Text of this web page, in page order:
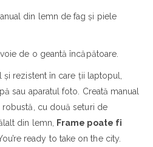
din lemn de fag și piele
de o geantă încăpătoare.
rezistent în care ții laptopul,
sau aparatul foto. Creată manual
cu două seturi de
din lemn,
Frame poate fi
You’re ready to take on the city.